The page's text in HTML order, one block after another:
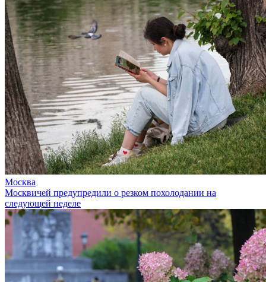
Москва
Москвичей предупредили о резком похолодании на
следующей неделе